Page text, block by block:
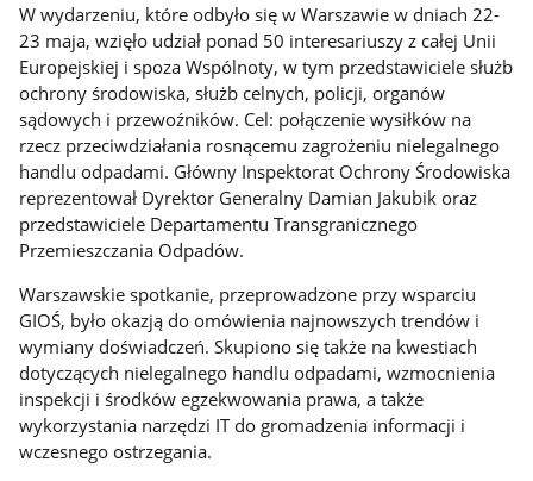
W wydarzeniu, które odbyło się w Warszawie w dniach 22-
23 maja, wzięło udział ponad 50 interesariuszy z całej Unii
Europejskiej i spoza Wspólnoty, w tym przedstawiciele służb
ochrony środowiska, służb celnych, policji, organów
sądowych i przewoźników. Cel: połączenie wysiłków na
rzecz przeciwdziałania rosnącemu zagrożeniu nielegalnego
handlu odpadami. Główny Inspektorat Ochrony Środowiska
reprezentował Dyrektor Generalny Damian Jakubik oraz
przedstawiciele Departamentu Transgranicznego
Przemieszczania Odpadów.
Warszawskie spotkanie, przeprowadzone przy wsparciu
GIOŚ, było okazją do omówienia najnowszych trendów i
wymiany doświadczeń. Skupiono się także na kwestiach
dotyczących nielegalnego handlu odpadami, wzmocnienia
inspekcji i środków egzekwowania prawa, a także
wykorzystania narzędzi IT do gromadzenia informacji i
wczesnego ostrzegania.